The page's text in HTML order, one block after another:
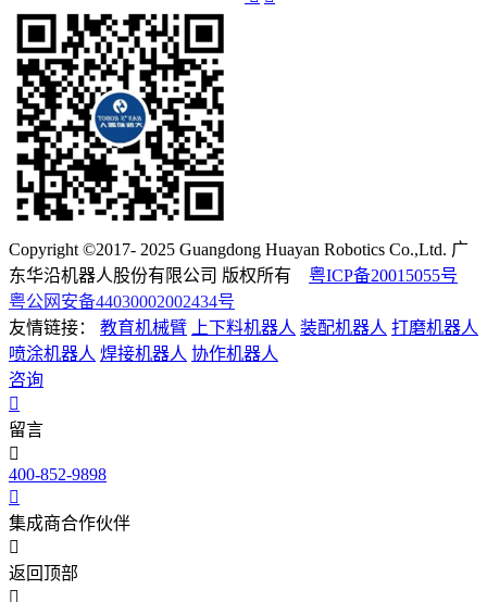
Copyright ©2017- 2025 Guangdong Huayan Robotics Co.,Ltd. 广
东华沿机器人股份有限公司 版权所有 粤ICP备20015055号
粤公网安备44030002002434号
友情链接：
教育机械臂 上下料机器人 装配机器人 打磨机器人
喷涂机器人 焊接机器人 协作机器人
咨询
留言
400-852-9898
集成商合作伙伴
返回顶部